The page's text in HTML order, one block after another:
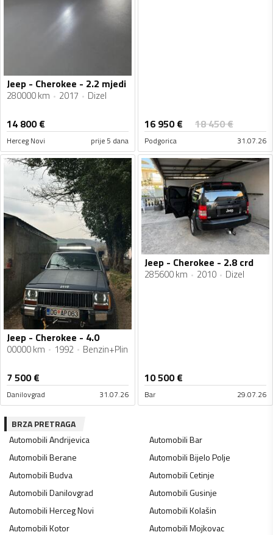
Jeep - Cherokee - 2.2 mjedi
280000 km 2017 Dizel
14 800€
Herceg Novi prije 5 dana
16 950€ 18 450€
Podgorica 31.07.26
Jeep - Cherokee - 4.0
00000 km 1992 Benzin+Plin
7 500€
Danilovgrad 31.07.26
Jeep - Cherokee - 2.8 crd
285600 km 2010 Dizel
10 500€
Bar 29.07.26
BRZA PRETRAGA
AutomobiliAndrijevica AutomobiliBar
AutomobiliBerane AutomobiliBijelo Polje
AutomobiliBudva AutomobiliCetinje
AutomobiliDanilovgrad AutomobiliGusinje
AutomobiliHerceg Novi AutomobiliKolašin
AutomobiliKotor AutomobiliMojkovac